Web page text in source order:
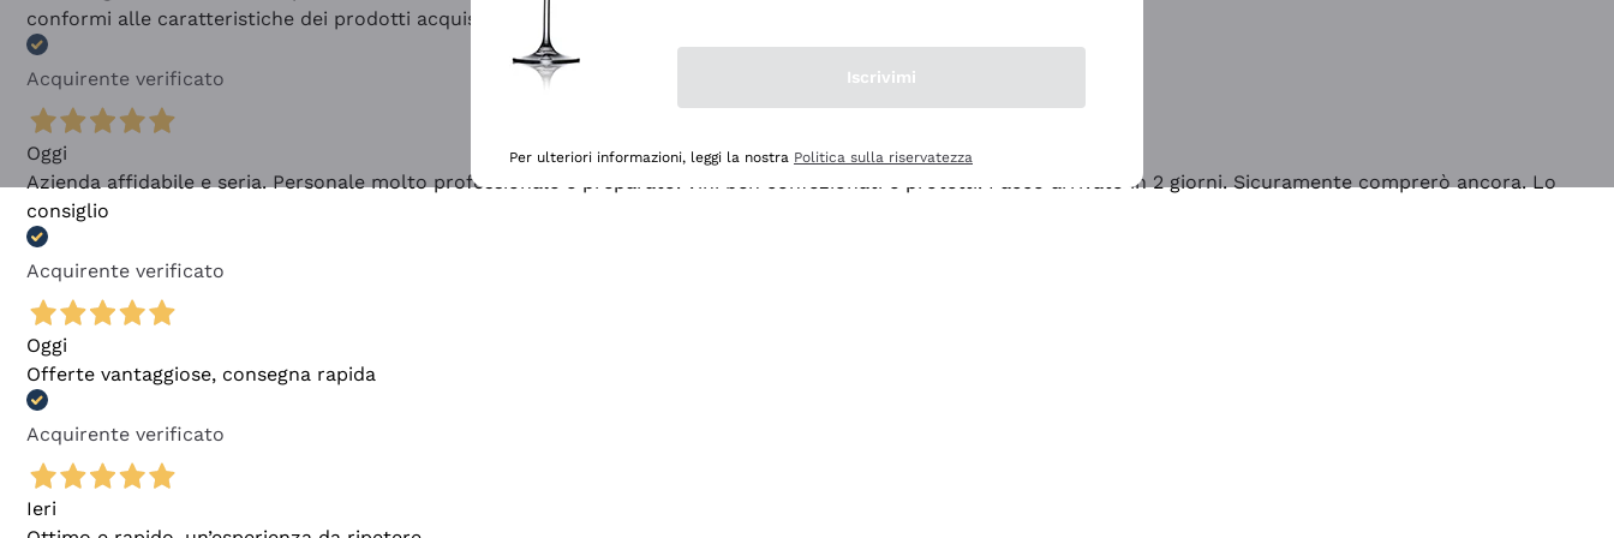
conformi alle caratteristiche dei prodotti acquistati
Acquirente verificato
Oggi
Azienda affidabile e seria. Personale molto professionale e preparato. Vini ben confezionati e protetti. Pacco arrivato in 2 giorni. Sicuramente comprerò ancora. Lo
consiglio
Acquirente verificato
Oggi
Offerte vantaggiose, consegna rapida
Acquirente verificato
Ieri
Iscrivimi
Per ulteriori informazioni, leggi la nostra Politica sulla riservatezza